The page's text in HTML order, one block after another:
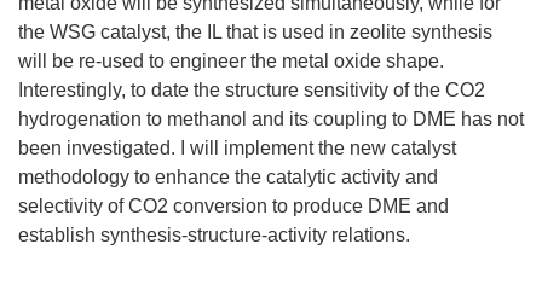
the WSG catalyst, the IL that is used in zeolite synthesis
will be re-used to engineer the metal oxide shape.
Interestingly, to date the structure sensitivity of the CO2
hydrogenation to methanol and its coupling to DME has not
been investigated. I will implement the new catalyst
methodology to enhance the catalytic activity and
selectivity of CO2 conversion to produce DME and